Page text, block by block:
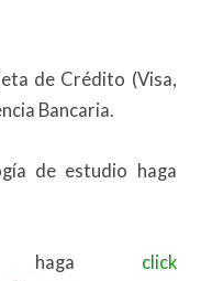
de Crédito (Visa,
Bancaria.
de estudio haga
haga click